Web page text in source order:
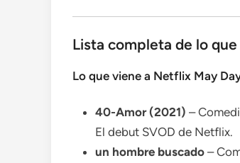
Lista completa de lo
Lo que viene a Netflix May
40-Amor (2021) –
El debut SVOD de Netflix.
un hombre buscado –